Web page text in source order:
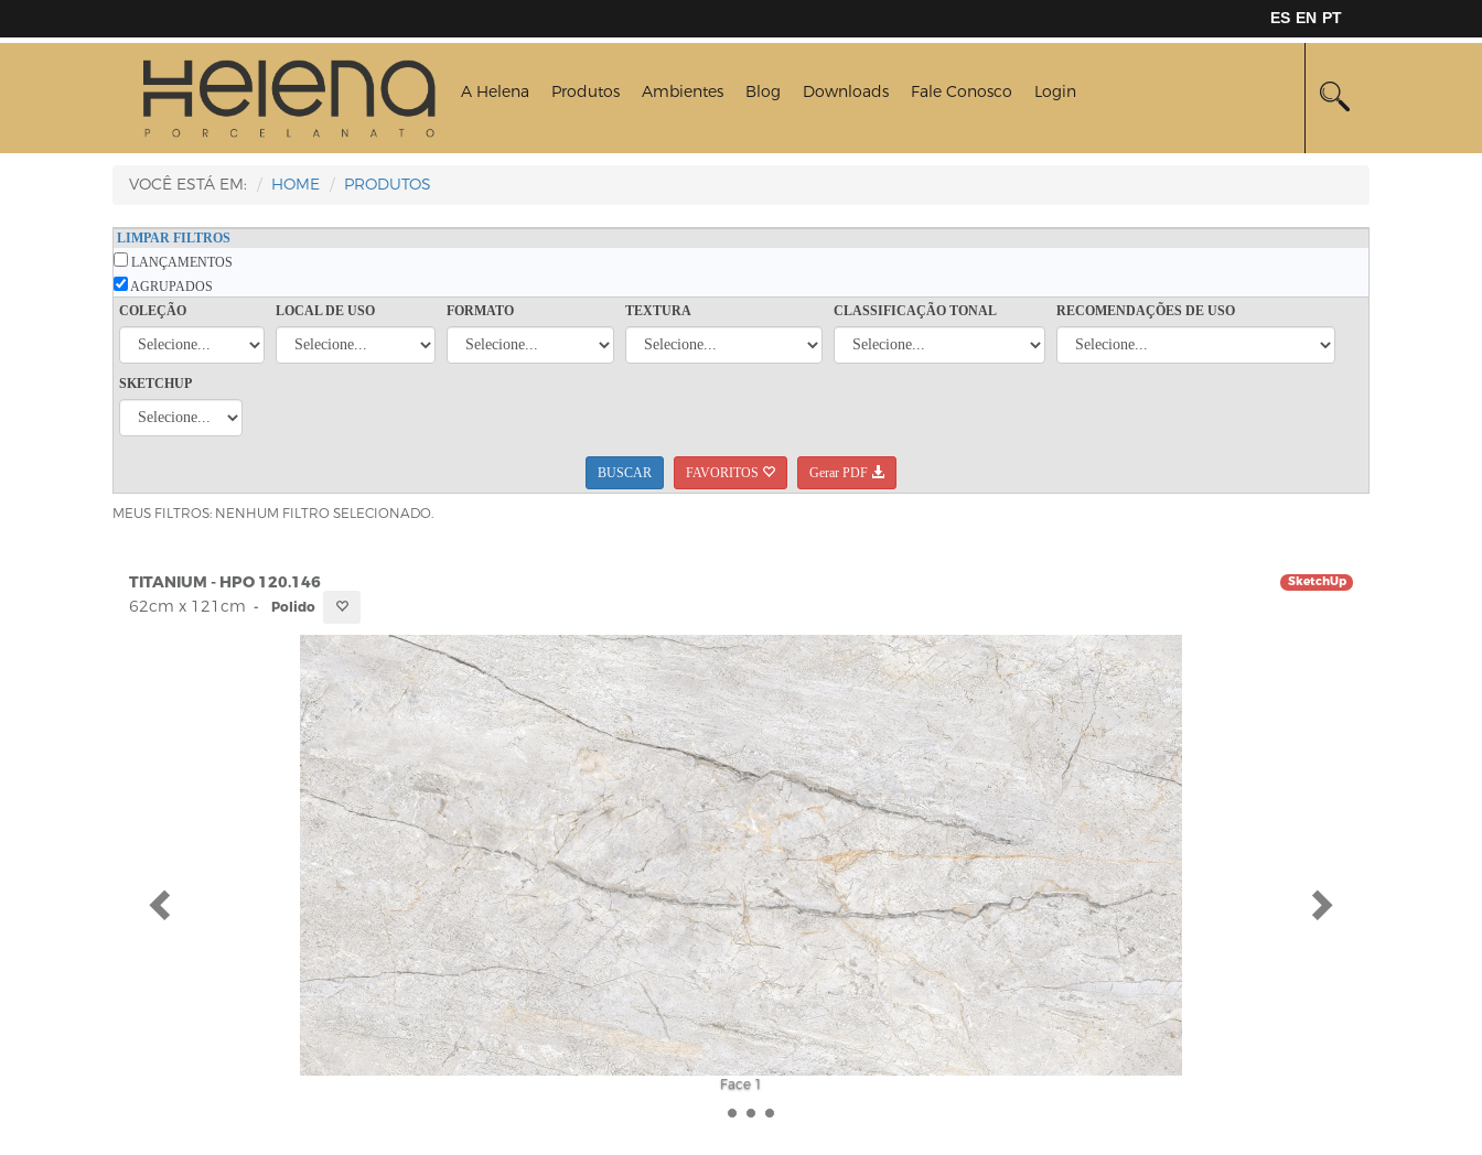
PT
EN
ES
A Helena Produtos Ambientes Blog Downloads Fale Conosco Login
VOCÊ ESTÁ EM: HOME PRODUTOS
LIMPAR FILTROS
LANÇAMENTOS
AGRUPADOS
COLEÇÃO
LOCAL DE USO FORMATO TEXTURA CLASSIFICAÇÃO TONAL RECOMENDAÇÕES DE USO
SKETCHUP
BUSCAR FAVORITOS Gerar PDF
MEUS FILTROS: NENHUM FILTRO SELECIONADO.
TITANIUM - HPO 120.146 SketchUp
62cm x 121cm - Polido
Face 2